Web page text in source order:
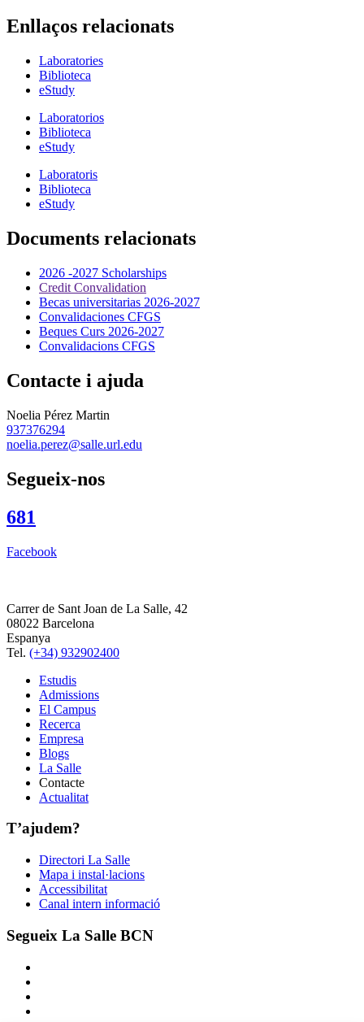
Enllaços relacionats
Laboratories
Biblioteca
eStudy
Laboratorios
Biblioteca
eStudy
Laboratoris
Biblioteca
eStudy
Documents relacionats
2026 -2027 Scholarships
Credit Convalidation
Becas universitarias 2026-2027
Convalidaciones CFGS
Beques Curs 2026-2027
Convalidacions CFGS
Contacte i ajuda
Noelia Pérez Martin
937376294
noelia.perez@salle.url.edu
Segueix-nos
681
Facebook
Carrer de Sant Joan de La Salle, 42
08022 Barcelona
Espanya
Tel. (+34) 932902400
Estudis
Admissions
El Campus
Recerca
Empresa
Blogs
La Salle
Contacte
Actualitat
T’ajudem?
Directori La Salle
Mapa i instal·lacions
Accessibilitat
Canal intern informació
Segueix La Salle BCN